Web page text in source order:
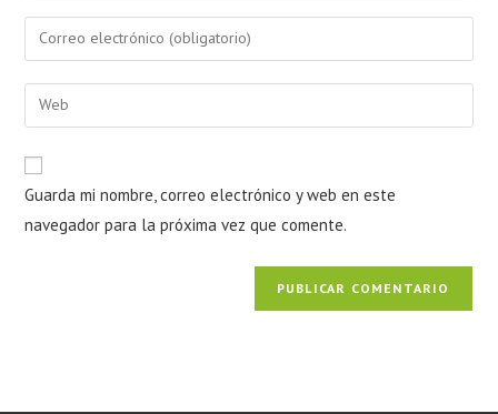
Guarda mi nombre, correo electrónico y web en este
navegador para la próxima vez que comente.